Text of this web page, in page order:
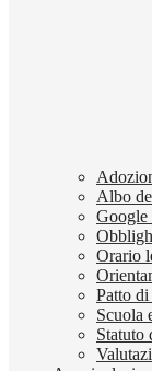
Albo
Google
Orario
Patto
Scuola
Statuto